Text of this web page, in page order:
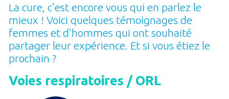
La cure, c’est encore vous qui en parlez le
mieux ! Voici quelques témoignages de
femmes et d’hommes qui ont souhaité
partager leur expérience. Et si vous étiez le
prochain ?
Voies respiratoires / ORL